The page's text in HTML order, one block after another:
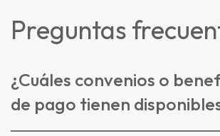
Preguntas
¿Cuáles convenios o
de pago tienen